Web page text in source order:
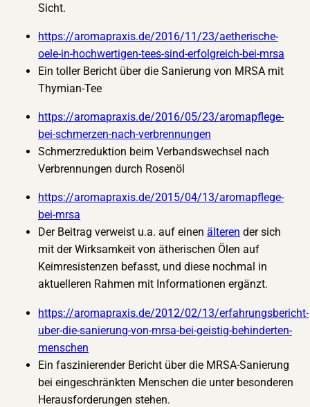
Sicht.
https://aromapraxis.de/2016/11/23/aetherische-
oele-in-hochwertigen-tees-sind-erfolgreich-bei-mrsa
Ein toller Bericht über die Sanierung von MRSA mit
Thymian-Tee
https://aromapraxis.de/2016/05/23/aromapflege-
bei-schmerzen-nach-verbrennungen
Schmerzreduktion beim Verbandswechsel nach
Verbrennungen durch Rosenöl
https://aromapraxis.de/2015/04/13/aromapflege-
bei-mrsa
Der Beitrag verweist u.a. auf einenälteren der sich
mit der Wirksamkeit von ätherischen Ölen auf
Keimresistenzen befasst, und diese nochmal in
aktuelleren Rahmen mit Informationen ergänzt.
https://aromapraxis.de/2012/02/13/erfahrungsbericht-
uber-die-sanierung-von-mrsa-bei-geistig-behinderten-
menschen
Ein faszinierender Bericht über die MRSA-Sanierung
bei eingeschränkten Menschen die unter besonderen
Herausforderungen stehen.